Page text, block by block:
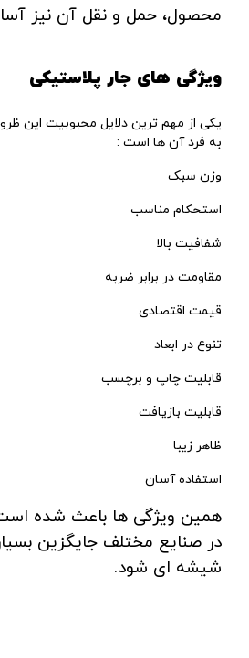
محصول، حمل و نقل آن نیز
ویژگی های جار پلاستیکی
یکی از مهم ترین دلایل محبوبیت این
به فرد آن ها است :
وزن سبک
استحکام مناسب
شفافیت بالا
مقاومت در برابر ضربه
قیمت اقتصادی
تنوع در ابعاد
قابلیت چاپ و برچسب
قابلیت بازیافت
ظاهر زیبا
استفاده آسان
همین ویژگی ها باعث شده
در صنایع مختلف جایگزین
شیشه ای شود.